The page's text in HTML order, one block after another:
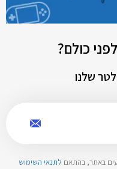
כולם?
שלנו
באתר, בהתאם לתנאי השימוש